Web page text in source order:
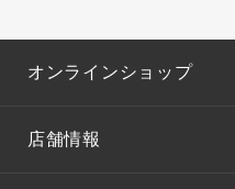
オンラインショップ
店舗情報